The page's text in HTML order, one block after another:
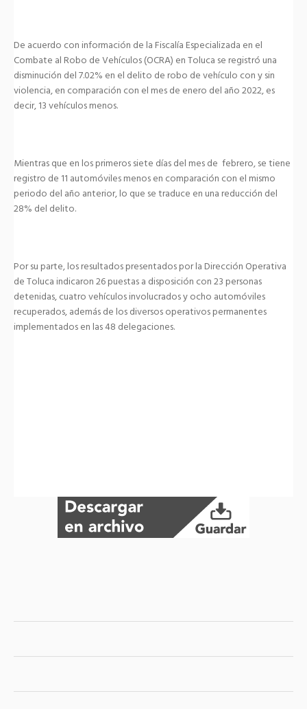
De acuerdo con información de la Fiscalía Especializada en el
Combate al Robo de Vehículos (OCRA) en Toluca se registró una
disminución del 7.02% en el delito de robo de vehículo con y sin
violencia, en comparación con el mes de enero del año 2022, es
decir, 13 vehículos menos.
Mientras que en los primeros siete días del mes de febrero, se tiene
registro de 11 automóviles menos en comparación con el mismo
periodo del año anterior, lo que se traduce en una reducción del
28% del delito.
Por su parte, los resultados presentados por la Dirección Operativa
de Toluca indicaron 26 puestas a disposición con 23 personas
detenidas, cuatro vehículos involucrados y ocho automóviles
recuperados, además de los diversos operativos permanentes
implementados en las 48 delegaciones.